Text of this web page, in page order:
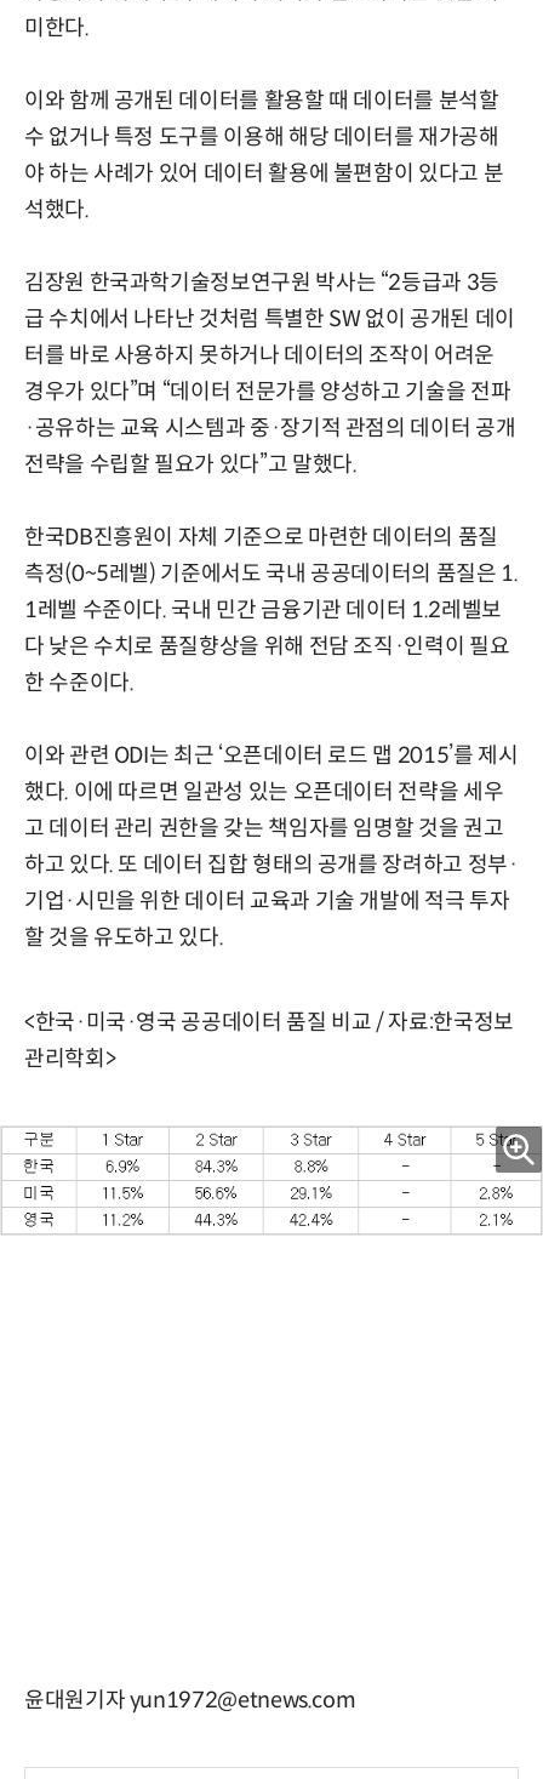
미한다.
이와 함께 공개된 데이터를 활용할 때 데이터를 분석할
수 없거나 특정 도구를 이용해 해당 데이터를 재가공해
야 하는 사례가 있어 데이터 활용에 불편함이 있다고 분
석했다.
김장원 한국과학기술정보연구원 박사는 “2등급과 3등
급 수치에서 나타난 것처럼 특별한 SW 없이 공개된 데이
터를 바로 사용하지 못하거나 데이터의 조작이 어려운
경우가 있다”며 “데이터 전문가를 양성하고 기술을 전파
·공유하는 교육 시스템과 중·장기적 관점의 데이터 공개
전략을 수립할 필요가 있다”고 말했다.
한국DB진흥원이 자체 기준으로 마련한 데이터의 품질
측정(0~5레벨) 기준에서도 국내 공공데이터의 품질은 1.
1레벨 수준이다. 국내 민간 금융기관 데이터 1.2레벨보
다 낮은 수치로 품질향상을 위해 전담 조직·인력이 필요
한 수준이다.
이와 관련 ODI는 최근 ‘오픈데이터 로드 맵 2015’를 제시
했다. 이에 따르면 일관성 있는 오픈데이터 전략을 세우
고 데이터 관리 권한을 갖는 책임자를 임명할 것을 권고
하고 있다. 또 데이터 집합 형태의 공개를 장려하고 정부·
기업·시민을 위한 데이터 교육과 기술 개발에 적극 투자
할 것을 유도하고 있다.
<한국·미국·영국 공공데이터 품질 비교 / 자료:한국정보
관리학회>
윤대원기자 yun1972@etnews.com